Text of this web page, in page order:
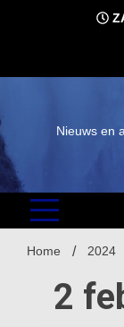
Nieuws en
Home 2024
2